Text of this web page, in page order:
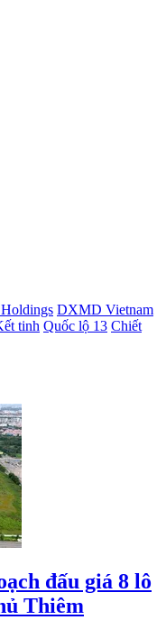
DXMD Vietnam
tinh Quốc lộ 13 Chiết
đấu giá 8 lô
Thiêm